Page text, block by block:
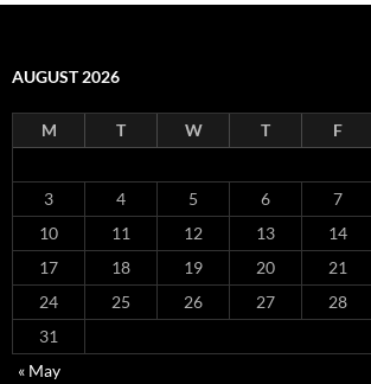
AUGUST 2026
M T W T F
3
4 5 6 7
10
11 12 13 14
17
18 19 20 21
24
25 26 27 28
31
« May